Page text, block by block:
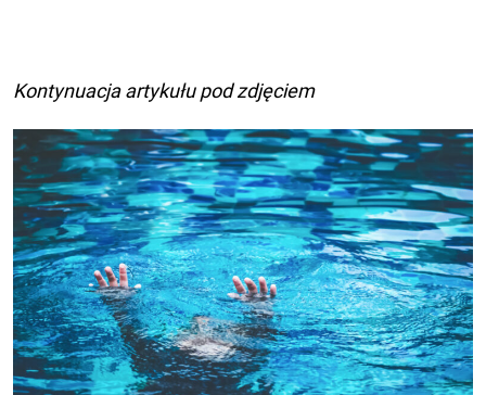
Kontynuacja artykułu pod zdjęciem